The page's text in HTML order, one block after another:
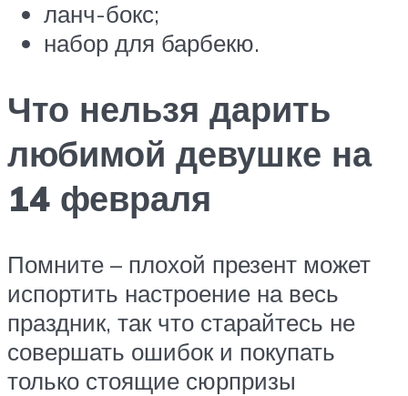
ланч-бокс;
набор для барбекю.
Что нельзя дарить
любимой девушке на
14 февраля
Помните – плохой презент может
испортить настроение на весь
праздник, так что старайтесь не
совершать ошибок и покупать
только стоящие сюрпризы